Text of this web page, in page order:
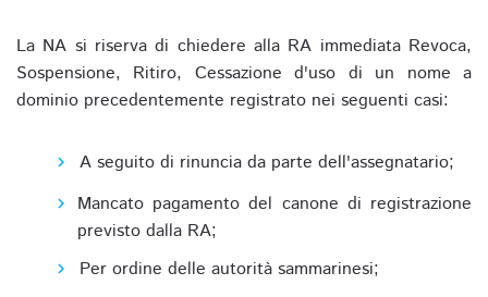
La NA si riserva di chiedere alla RA immediata Revoca,
Sospensione, Ritiro, Cessazione d'uso di un nome a
dominio precedentemente registrato nei seguenti casi:
A seguito di rinuncia da parte dell'assegnatario;
Mancato pagamento del canone di registrazione
previsto dalla RA;
Per ordine delle autorità sammarinesi;